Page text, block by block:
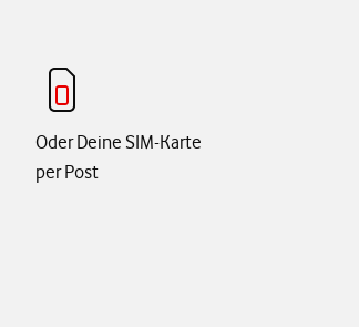
Oder Deine SIM-Karte
per Post